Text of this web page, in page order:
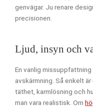
genvägar. Ju renare
precisionen.
Ljud, insyn och
En vanlig
avskärmning. Så enkelt
täthet, karmlösning och
man vara realistisk. Om